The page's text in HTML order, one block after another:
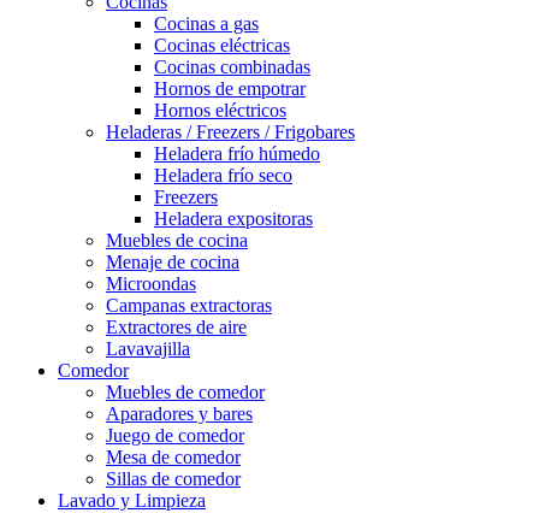
Cocinas a gas
Cocinas eléctricas
Cocinas combinadas
Hornos de empotrar
Hornos eléctricos
Heladeras / Freezers / Frigobares
Heladera frío húmedo
Heladera frío seco
Freezers
Heladera expositoras
Muebles de cocina
Menaje de cocina
Microondas
Campanas extractoras
Extractores de aire
Lavavajilla
Comedor
Muebles de comedor
Aparadores y bares
Juego de comedor
Mesa de comedor
Sillas de comedor
Lavado y Limpieza